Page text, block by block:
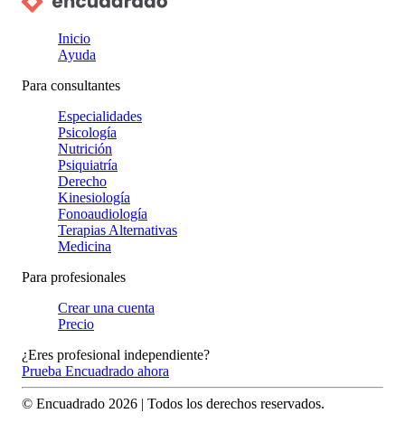
Inicio
Ayuda
Para consultantes
Especialidades
Psicología
Nutrición
Psiquiatría
Derecho
Kinesiología
Fonoaudiología
Terapias Alternativas
Medicina
Para profesionales
Crear una cuenta
Precio
¿Eres profesional independiente?
Prueba Encuadrado ahora
© Encuadrado 2026 | Todos los derechos reservados.